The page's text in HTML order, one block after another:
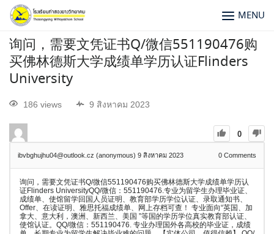
MENU
询问，需要文凭证书Q/微信551190476购
买佛林德斯大学成绩单学历认证Flinders
University
186 views 9 สิงหาคม 2023
0
ibvbghujhu04@outlook.cz (anonymous) 9 สิงหาคม 2023 0 Comments
询问，需要文凭证书Q/微信551190476购买佛林德斯大学成绩单学历认
证Flinders UniversityQQ/微信：551190476.专业为留学生办理毕业证、
成绩单、使馆留学回国人员证明、教育部学历学位认证、录取通知书、
Offer、在读证明、雅思托福成绩单、网上存档可查！ 专业面向“英国、加
拿大、意大利，澳洲、新西兰、美国 ”等国的学历学位真实教育部认证、
使馆认证。QQ/微信：551190476. 专业办理国外各高校的毕业证，成绩